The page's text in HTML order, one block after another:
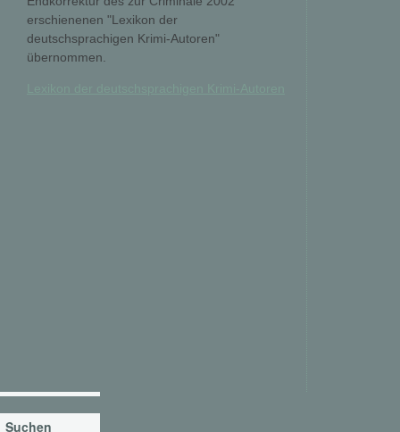
erschienenen "Lexikon der
deutschsprachigen Krimi-Autoren"
übernommen.
Suchen